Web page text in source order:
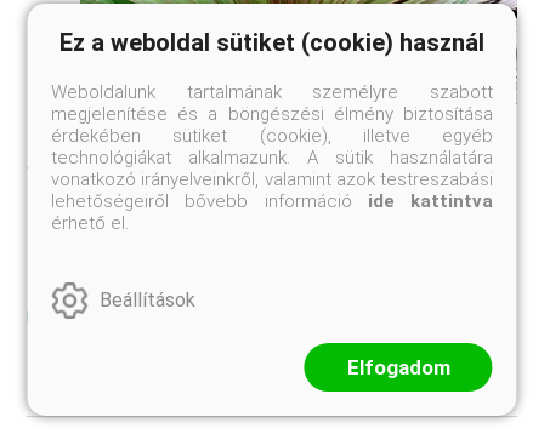
Megfejtették a magányos pálmák titkát
Ausztrália kellős közepén egy parányi területre korlátozódik
a Livistona mariae nevű pálma elterjedése. Legközelebbi
rokona, a Livistona rigida 800-1000 kilométerrel északra-
északkeletre található, a köztük lévő terület pedig kopár és
Elolvasom
Ez a weboldal sütiket (cookie) használ
Weboldalunk tartalmának személyre szabott
megjelenítése és a böngészési élmény biztosítása
érdekében sütiket (cookie), illetve egyéb
technológiákat alkalmazunk. A sütik használatára
vonatkozó irányelveinkről, valamint azok testreszabási
lehetőségeiről bővebb információ ide kattintva
érhető el.
Beállítások
Elfogadom